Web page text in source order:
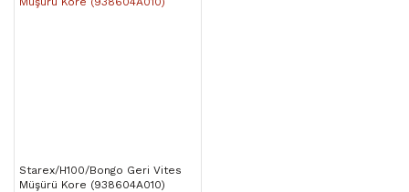
Starex/H100/Bongo Geri Vites
Müşürü Kore (938604A010)